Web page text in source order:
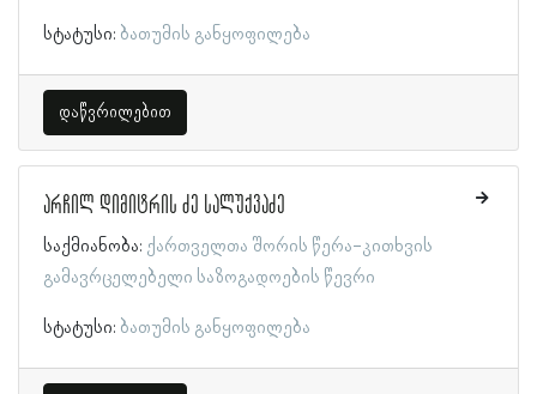
სტატუსი: ბათუმის განყოფილება
დაწვრილებით
არჩილ დიმიტრის ძე სალუქვაძე
საქმიანობა: ქართველთა შორის წერა-კითხვის
გამავრცელებელი საზოგადოების წევრი
სტატუსი: ბათუმის განყოფილება